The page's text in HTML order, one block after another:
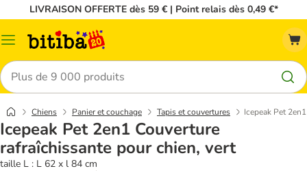
LIVRAISON OFFERTE dès 59 € | Point relais dès 0,49 €*
Menu
Rechercher
Chiens Panier et couchage Tapis et couvertures Icepeak Pet
Icepeak Pet 2en1 Couverture
rafraîchissante pour chien, vert
taille L : L 62 x l 84 cm